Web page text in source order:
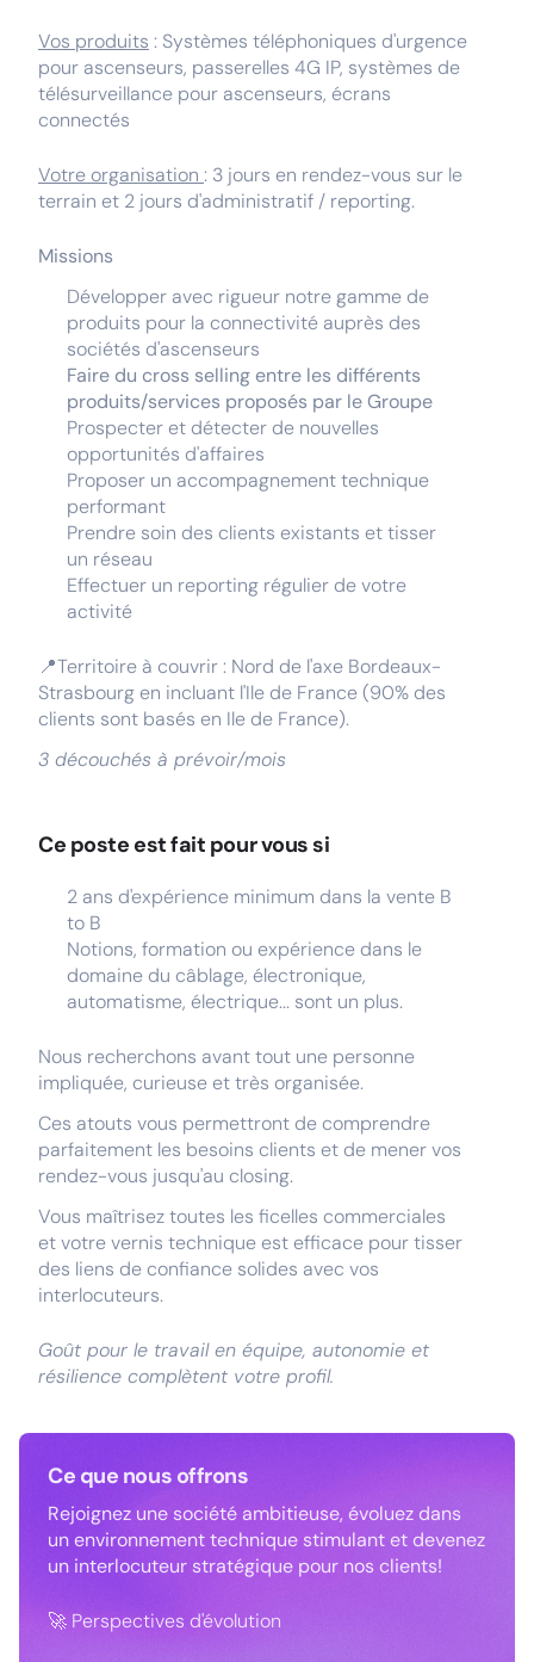
Vos produits : Systèmes téléphoniques d'urgence
pour ascenseurs, passerelles 4G IP, systèmes de
télésurveillance pour ascenseurs, écrans
connectés
Votre organisation : 3 jours en rendez-vous sur le
terrain et 2 jours d'administratif / reporting.
Missions
Développer avec rigueur notre gamme de
produits pour la connectivité auprès des
sociétés d'ascenseurs
Faire du cross selling entre les différents
produits/services proposés par le Groupe
Prospecter et détecter de nouvelles
opportunités d'affaires
Proposer un accompagnement technique
performant
Prendre soin des clients existants et tisser
un réseau
Effectuer un reporting régulier de votre
activité
📍Territoire à couvrir : Nord de l'axe Bordeaux-
Strasbourg en incluant l'Ile de France (90% des
clients sont basés en Ile de France).
3 découchés à prévoir/mois
Ce poste est fait pour vous si
2 ans d'expérience minimum dans la vente B
to B
Notions, formation ou expérience dans le
domaine du câblage, électronique,
automatisme, électrique... sont un plus.
Nous recherchons avant tout une personne
impliquée, curieuse et très organisée.
Ces atouts vous permettront de comprendre
parfaitement les besoins clients et de mener vos
rendez-vous jusqu'au closing.
Vous maîtrisez toutes les ficelles commerciales
et votre vernis technique est efficace pour tisser
des liens de confiance solides avec vos
interlocuteurs.
Goût pour le travail en équipe, autonomie et
résilience complètent votre profil.
Ce que nous offrons
Rejoignez une société ambitieuse, évoluez dans
un environnement technique stimulant et devenez
un interlocuteur stratégique pour nos clients!
🚀 Perspectives d'évolution